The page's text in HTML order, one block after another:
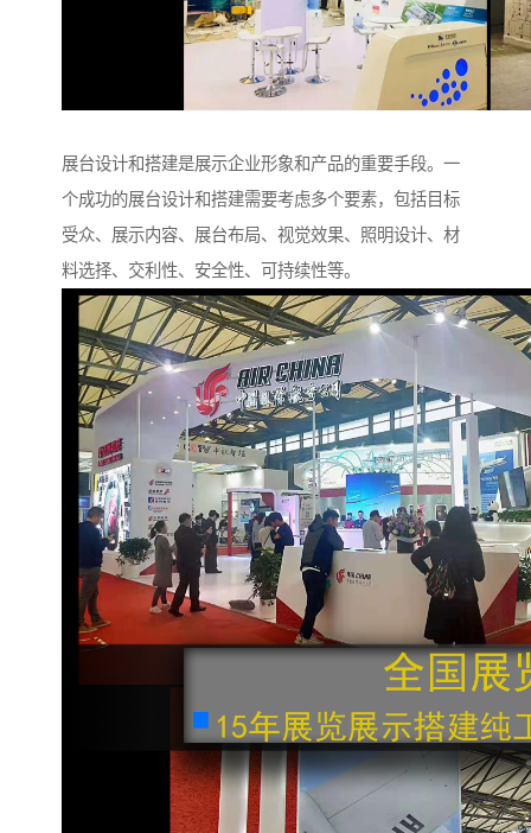
展台设计和搭建是展示企业形象和产品的重要手段。一
个成功的展台设计和搭建需要考虑多个要素，包括目标
受众、展示内容、展台布局、视觉效果、照明设计、材
料选择、交利性、安全性、可持续性等。